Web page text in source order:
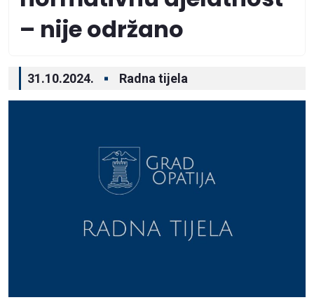
– nije održano
31.10.2024. Radna tijela